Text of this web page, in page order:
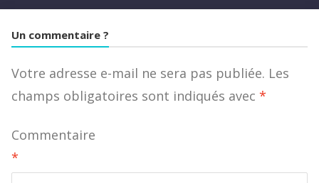
Un commentaire ?
Votre adresse e-mail ne sera pas publiée. Les
champs obligatoires sont indiqués avec *
Commentaire
*